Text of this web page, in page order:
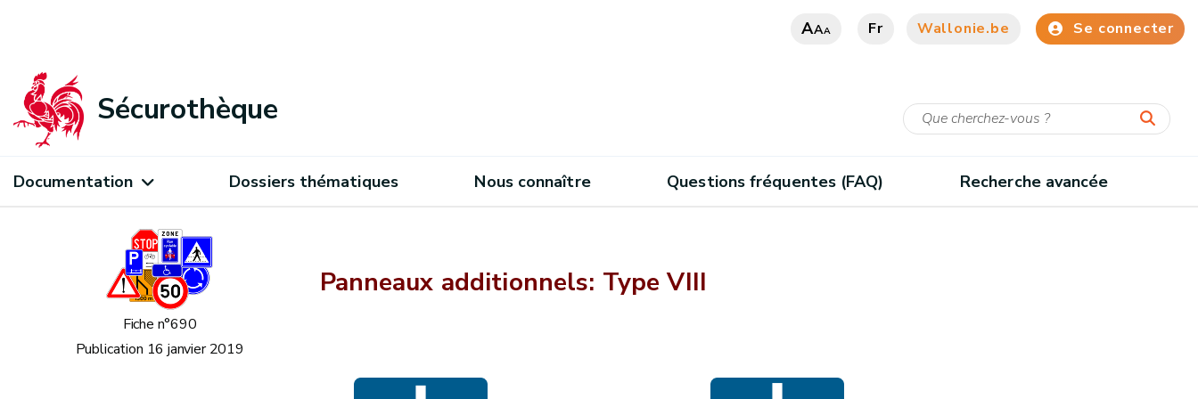
AAA Fr Wallonie.be Se connecter
Sécurothèque
Documentation Dossiers thématiques Nous connaître Questions fréquentes (FAQ) Recherche avancée
Fiche n°690
Publication 16 janvier 2019
Panneaux additionnels: Type VIII